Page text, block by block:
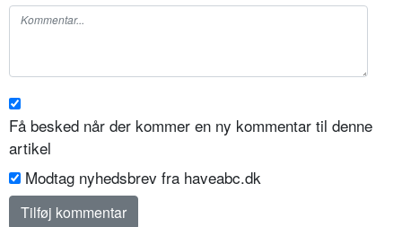
Få besked når der kommer en ny kommentar til denne
artikel
Modtag nyhedsbrev fra haveabc.dk